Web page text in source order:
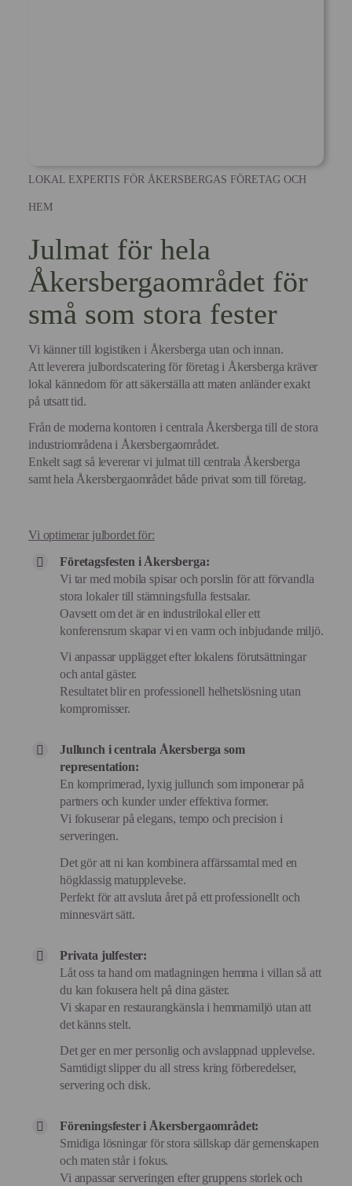
LOKAL EXPERTIS FÖR ÅKERSBERGAS FÖRETAG OCH
HEM
Julmat för hela
Åkersbergaområdet för
små som stora fester
Vi känner till logistiken i Åkersberga utan och innan.
Att leverera julbordscatering för företag i Åkersberga kräver
lokal kännedom för att säkerställa att maten anländer exakt
på utsatt tid.
Från de moderna kontoren i centrala Åkersberga till de stora
industriområdena i Åkersbergaområdet.
Enkelt sagt så levererar vi julmat till centrala Åkersberga
samt hela Åkersbergaområdet både privat som till företag.
Vi optimerar julbordet för:
Företagsfesten i Åkersberga:
Vi tar med mobila spisar och porslin för att förvandla
stora lokaler till stämningsfulla festsalar.
Oavsett om det är en industrilokal eller ett
konferensrum skapar vi en varm och inbjudande miljö.
Vi anpassar upplägget efter lokalens förutsättningar
och antal gäster.
Resultatet blir en professionell helhetslösning utan
kompromisser.
Jullunch i centrala Åkersberga som
representation:
En komprimerad, lyxig jullunch som imponerar på
partners och kunder under effektiva former.
Vi fokuserar på elegans, tempo och precision i
serveringen.
Det gör att ni kan kombinera affärssamtal med en
högklassig matupplevelse.
Perfekt för att avsluta året på ett professionellt och
minnesvärt sätt.
Privata julfester:
Låt oss ta hand om matlagningen hemma i villan så att
du kan fokusera helt på dina gäster.
Vi skapar en restaurangkänsla i hemmamiljö utan att
det känns stelt.
Det ger en mer personlig och avslappnad upplevelse.
Samtidigt slipper du all stress kring förberedelser,
servering och disk.
Föreningsfester i Åkersbergaområdet:
Smidiga lösningar för stora sällskap där gemenskapen
och maten står i fokus.
Vi anpassar serveringen efter gruppens storlek och